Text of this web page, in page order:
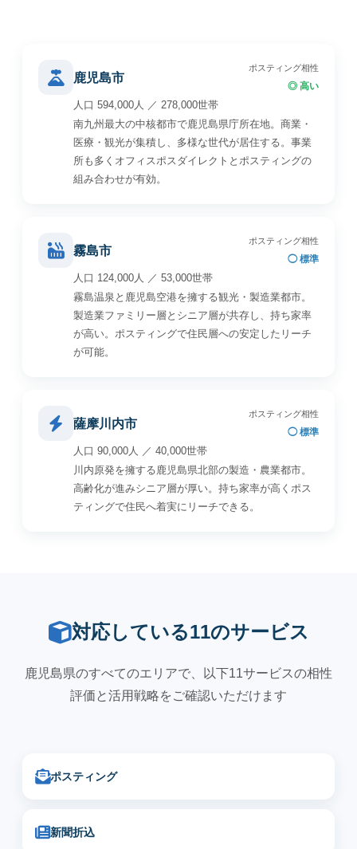
鹿児島市
ポスティング相性
◎ 高い
人口 594,000人 ／ 278,000世帯
南九州最大の中核都市で鹿児島県庁所在地。商業・
医療・観光が集積し、多様な世代が居住する。事業
所も多くオフィスポスダイレクトとポスティングの
組み合わせが有効。
霧島市
ポスティング相性
◯ 標準
人口 124,000人 ／ 53,000世帯
霧島温泉と鹿児島空港を擁する観光・製造業都市。
製造業ファミリー層とシニア層が共存し、持ち家率
が高い。ポスティングで住民層への安定したリーチ
が可能。
薩摩川内市
ポスティング相性
◯ 標準
人口 90,000人 ／ 40,000世帯
川内原発を擁する鹿児島県北部の製造・農業都市。
高齢化が進みシニア層が厚い。持ち家率が高くポス
ティングで住民へ着実にリーチできる。
対応している11のサービス
鹿児島県のすべてのエリアで、以下11サービスの相性
評価と活用戦略をご確認いただけます
ポスティング
新聞折込